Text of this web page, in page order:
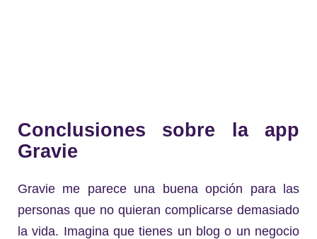
Conclusiones sobre la app
Gravie
Gravie me parece una buena opción para las
personas que no quieran complicarse demasiado
la vida. Imagina que tienes un blog o un negocio